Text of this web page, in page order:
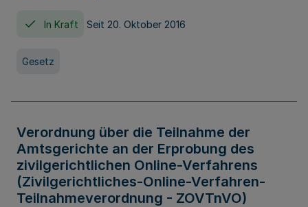
In Kraft Seit 20. Oktober 2016
Gesetz
Verordnung über die Teilnahme der
Amtsgerichte an der Erprobung des
zivilgerichtlichen Online-Verfahrens
(Zivilgerichtliches-Online-Verfahren-
Teilnahmeverordnung - ZOVTnVO)